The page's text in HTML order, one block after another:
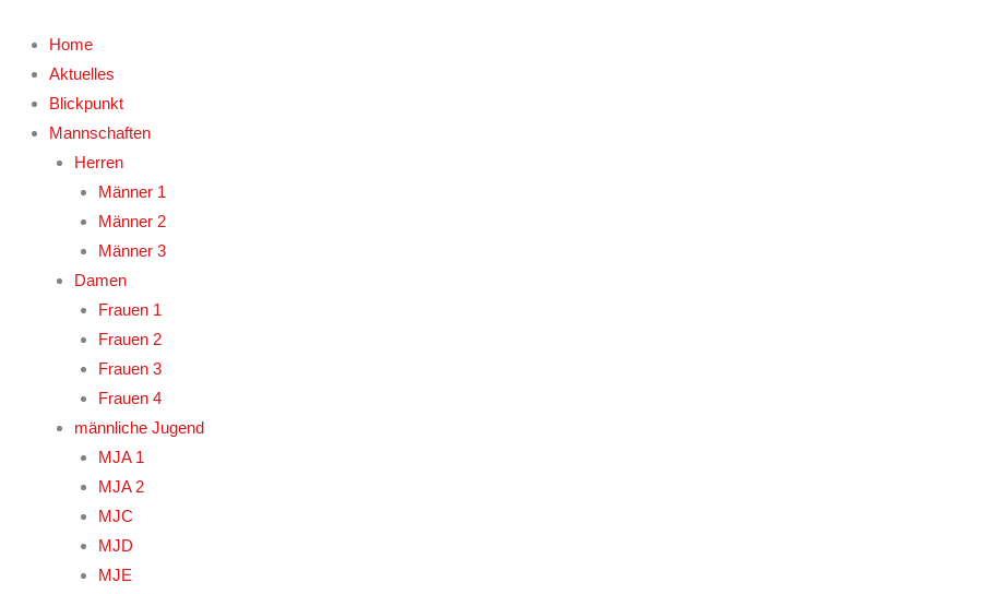
Inhalt
springen
Home
Aktuelles
Blickpunkt
Mannschaften
Herren
Männer 1
Männer 2
Männer 3
Damen
Frauen 1
Frauen 2
Frauen 3
Frauen 4
männliche Jugend
MJA 1
MJA 2
MJC
MJD
MJE